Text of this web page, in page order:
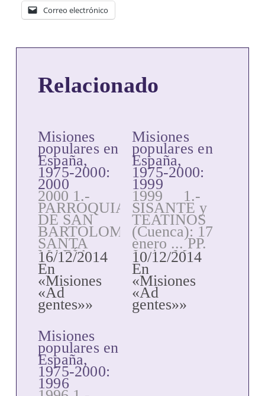
Correo electrónico
Relacionado
Misiones
populares en
España,
1975-2000:
2000
2000 1.-
PARROQUIAS
DE SAN
BARTOLOMÉ,
SANTA
MARÍA y
SAN
PEDRO
(Benicarló,
Tarragona):
15 enero-5
febrero. PP.
José Vicente
Nacher, José
Mulet,
Amador
Bauza,
16/12/2014
En
«Misiones
«Ad
gentes»»
Misiones
populares en
España,
1975-2000:
1999
1999 1.-
SISANTE y
TEATINOS
(Cuenca): 17
enero ... PP.
Javier Mnez.
Sanjuan,
José Luis
Crespo,
Bienvenido
González,
10/12/2014
En
«Misiones
«Ad
gentes»»
Misiones
populares en
España,
1975-2000:
1996